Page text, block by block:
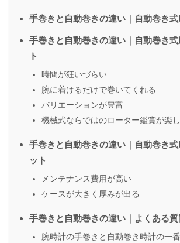
手巻きと自動巻きの違い｜自動巻き
手巻きと自動巻きの違い｜自動巻き
ト
時間が狂いづらい
腕に着けるだけで巻いてくれる
バリエーションが豊富
機械式ならではのローター鑑賞が楽
手巻きと自動巻きの違い｜自動巻き式
ット
メンテナンス費用が高い
ケースが大きく厚みが出る
手巻きと自動巻きの違い｜よくある質
腕時計の手巻きと自動巻き時計の一